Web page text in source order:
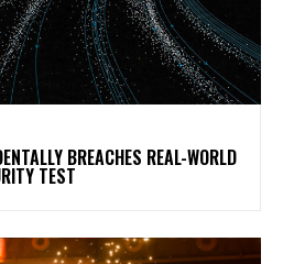
BREACHES REAL-WORLD
TEST